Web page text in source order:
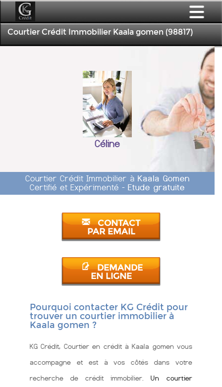
Courtier Crédit Immobilier Kaala gomen (98817)
Céline
Courtier Crédit Immobilier à Kaala Gomen
Certifié et Expérimenté - Etude gratuite
CONTACT
PAR EMAIL
DEMANDE
EN LIGNE
Pourquoi contacter KG Crédit pour
trouver un courtier immobilier à
Kaala gomen ?
KG Crédit, Courtier en crédit à Kaala gomen vous
accompagne et est à vos côtés dans votre
recherche de crédit immobilier. Un courtier